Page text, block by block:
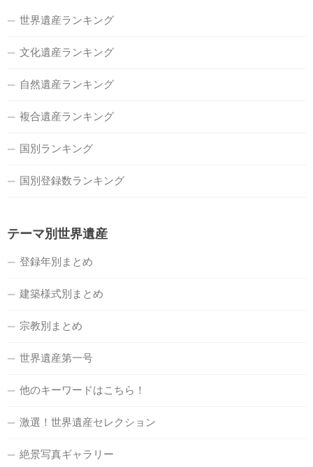
世界遺産ランキング
文化遺産ランキング
自然遺産ランキング
複合遺産ランキング
国別ランキング
国別登録数ランキング
テーマ別世界遺産
登録年別まとめ
建築様式別まとめ
宗教別まとめ
世界遺産第一号
他のキーワードはこちら！
激選！世界遺産セレクション
絶景写真ギャラリー